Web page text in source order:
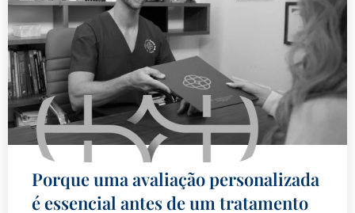
Porque uma avaliação personalizada
é essencial antes de um tratamento